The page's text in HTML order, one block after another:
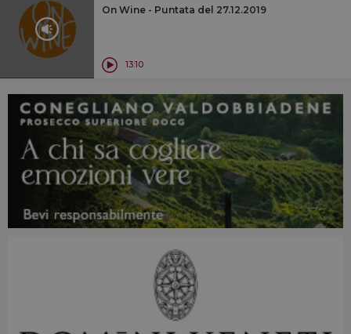
On Wine - Puntata del 27.12.2019
13:10